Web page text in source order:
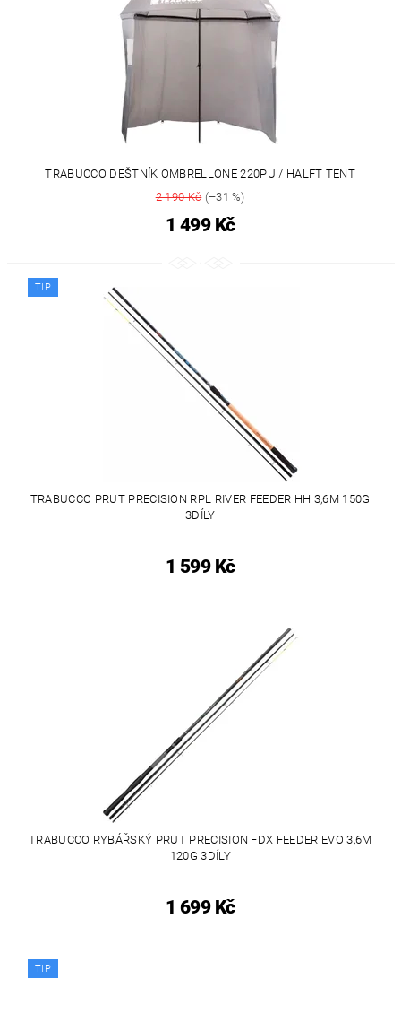
TRABUCCO DEŠTNÍK OMBRELLONE 220PU / HALFT TENT
2 190 Kč(–31 %)
1 499 Kč
TIP
TRABUCCO PRUT PRECISION RPL RIVER FEEDER HH 3,6M 150G
3DÍLY
1 599 Kč
TRABUCCO RYBÁŘSKÝ PRUT PRECISION FDX FEEDER EVO 3,6M
120G 3DÍLY
1 699 Kč
TIP